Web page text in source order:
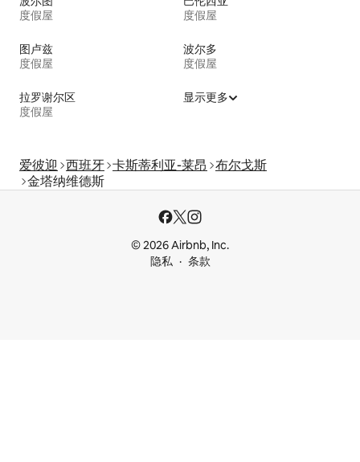
度假屋
度假屋
图卢兹
度假屋
波尔多
度假屋
拉罗谢尔区
度假屋
显示更多
爱彼迎 西班牙 卡斯蒂利亚-莱昂 布尔戈斯
金塔纳维德斯
© 2026 Airbnb, Inc.
隐私
条款